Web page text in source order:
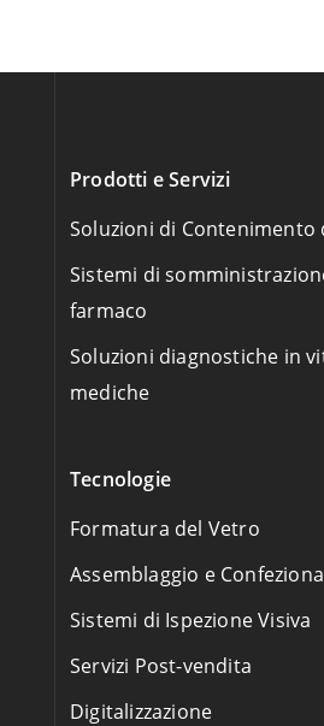
Prodotti e Servizi
Soluzioni di Contenimento
Sistemi di
farmaco
Soluzioni diagnostiche in
mediche
Tecnologie
Formatura del Vetro
Assemblaggio e
Sistemi di Ispezione Visiva
Servizi Post-vendita
Digitalizzazione